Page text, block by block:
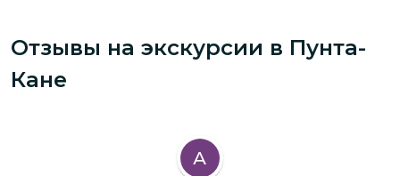
Отзывы на экскурсии в Пунта-
Кане
А